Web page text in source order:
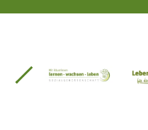
Südtirol
Gärtnervereinigung